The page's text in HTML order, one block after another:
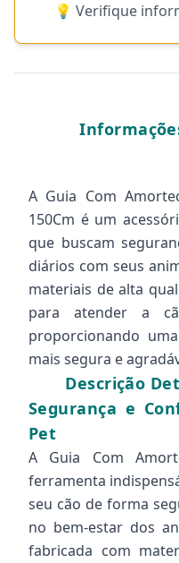
💡 Verifique
A Guia Com
150Cm é um
que buscam
diários com seus
materiais de alta
para atender a
proporcionando
mais segura e
Descrição
Segurança e
Pet
A Guia Com
ferramenta
seu cão de forma
no bem-estar dos
fabricada com